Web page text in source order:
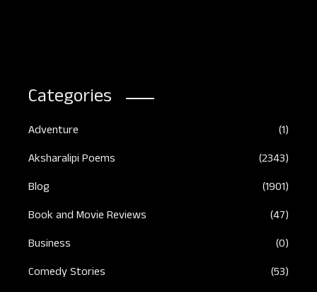
Categories
Adventure
(1)
Aksharalipi Poems
(2343)
Blog
(1901)
Book and Movie Reviews
(47)
Business
(0)
Comedy Stories
(53)